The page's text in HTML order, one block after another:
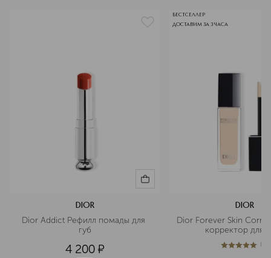
DIOR
Dior Addict Рефилл помады для
губ
4 200 ¤
БЕСТСЕЛЛЕР
ДОСТАВИМ ЗА 3 ЧАСА
DIOR
Dior Forever Skin
корректор для
5из 51 (